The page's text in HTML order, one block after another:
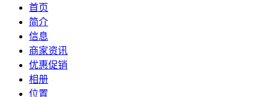
首页
简介
信息
商家资讯
优惠促销
相册
位置